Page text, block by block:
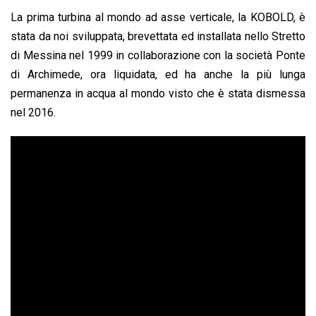
La prima turbina al mondo ad asse verticale, la KOBOLD, è
stata da noi sviluppata, brevettata ed installata nello Stretto
di Messina nel 1999 in collaborazione con la società Ponte
di Archimede, ora liquidata, ed ha anche la più lunga
permanenza in acqua al mondo visto che è stata dismessa
nel 2016.